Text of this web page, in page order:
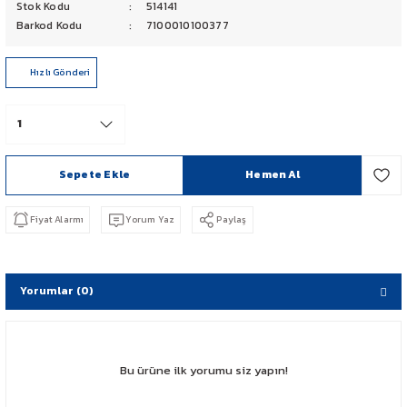
PCX 125-150
CB 125 F
CBR 250
NX 500
Stok Kodu
514141
Barkod Kodu
7100010100377
Hızlı Gönderi
Sepete Ekle Hemen Al
Fiyat Alarmı Yorum Yaz Paylaş
Yorumlar (0)
Bu ürüne ilk yorumu siz yapın!